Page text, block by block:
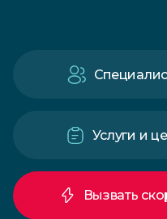
Услуги и
Вызвать